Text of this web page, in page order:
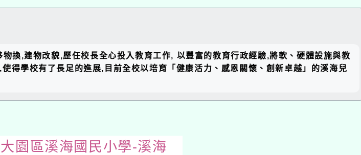
塊
換,建物改貌,歷任校長全心投入教育工作, 以豐富的教育行政經驗,將軟、硬體設施與教
得學校有了長足的進展,目前全校以培育「健康活力、感恩關懷、創新卓越」的溪海兒
園區溪海國民小學-溪海